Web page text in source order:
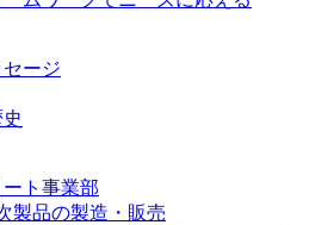
ージ
ト事業部
製品の製造・販売